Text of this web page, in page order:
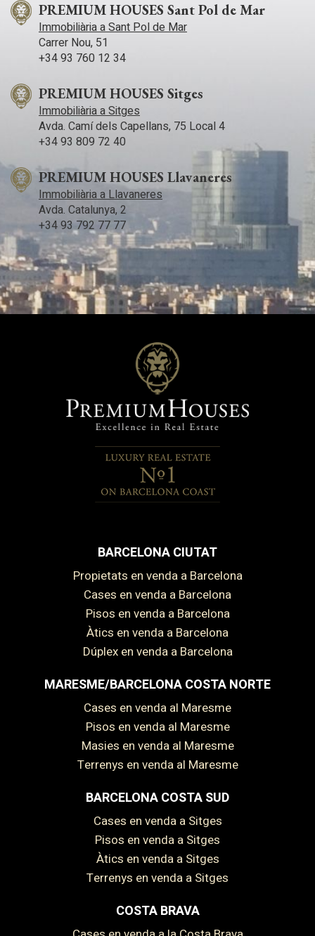
PREMIUM HOUSES Sant Pol de Mar
Immobiliària a Sant Pol de Mar
Carrer Nou, 51
+34 93 760 12 34
PREMIUM HOUSES Sitges
Immobiliària a Sitges
Avda. Camí­ dels Capellans, 75 Local 4
+34 93 809 72 40
PREMIUM HOUSES Llavaneres
Immobiliària a Llavaneres
Avda. Catalunya, 2
+34 93 792 77 77
BARCELONA CIUTAT
Propietats en venda a Barcelona
Cases en venda a Barcelona
Pisos en venda a Barcelona
Àtics en venda a Barcelona
Dúplex en venda a Barcelona
MARESME/BARCELONA COSTA NORTE
Cases en venda al Maresme
Pisos en venda al Maresme
Masies en venda al Maresme
Terrenys en venda al Maresme
BARCELONA COSTA SUD
Cases en venda a Sitges
Pisos en venda a Sitges
Àtics en venda a Sitges
Terrenys en venda a Sitges
COSTA BRAVA